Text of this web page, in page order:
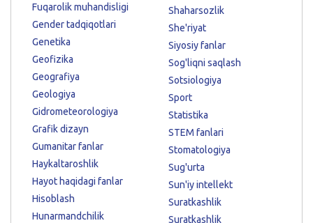
Fuqarolik muhandisligi
Gender tadqiqotlari
Genetika
Geofizika
Geografiya
Geologiya
Gidrometeorologiya
Grafik dizayn
Gumanitar fanlar
Haykaltaroshlik
Hayot haqidagi fanlar
Hisoblash
Hunarmandchilik
Shaharsozlik
She'riyat
Siyosiy fanlar
Sog'liqni saqlash
Sotsiologiya
Sport
Statistika
STEM fanlari
Stomatologiya
Sug'urta
Sun'iy intellekt
Suratkashlik
Suratkashlik